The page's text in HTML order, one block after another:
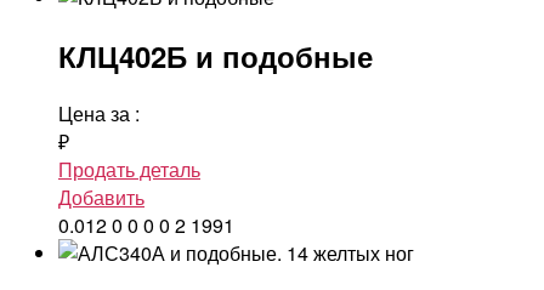
КЛЦ402Б и подобные
Цена за :
₽
Продать деталь
Добавить
0.0120 0 0 0 2 1991